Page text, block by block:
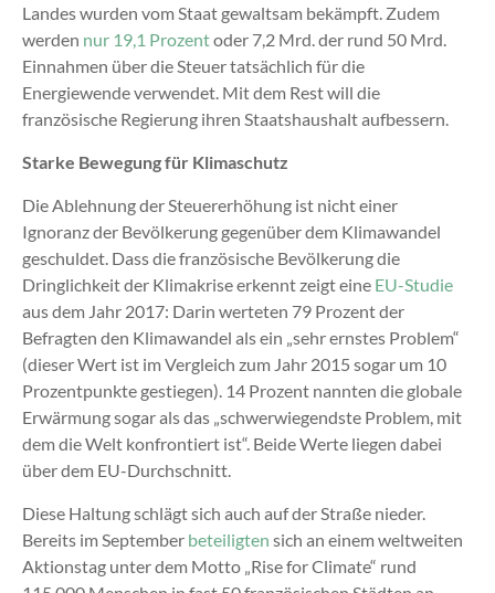
Landes wurden vom Staat gewaltsam bekämpft. Zudem
werden nur 19,1 Prozentoder 7,2 Mrd. der rund 50 Mrd.
Einnahmen über die Steuer tatsächlich für die
Energiewende verwendet. Mit dem Rest will die
französische Regierung ihren Staatshaushalt aufbessern.
Starke Bewegung für Klimaschutz
Die Ablehnung der Steuererhöhung ist nicht einer
Ignoranz der Bevölkerung gegenüber dem Klimawandel
geschuldet. Dass die französische Bevölkerung die
Dringlichkeit der Klimakrise erkennt zeigt eine EU-Studie
aus dem Jahr 2017: Darin werteten 79 Prozent der
Befragten den Klimawandel als ein „sehr ernstes Problem“
(dieser Wert ist im Vergleich zum Jahr 2015 sogar um 10
Prozentpunkte gestiegen). 14 Prozent nannten die globale
Erwärmung sogar als das „schwerwiegendste Problem, mit
dem die Welt konfrontiert ist“. Beide Werte liegen dabei
über dem EU-Durchschnitt.
Diese Haltung schlägt sich auch auf der Straße nieder.
Bereits im September beteiligten sich an einem weltweiten
Aktionstag unter dem Motto „Rise for Climate“ rund